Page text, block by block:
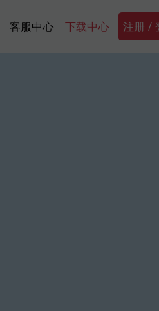
客服中心 下载中心 注册 /